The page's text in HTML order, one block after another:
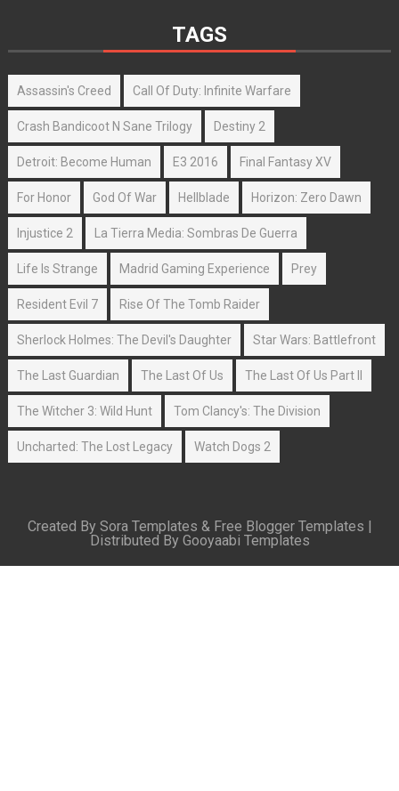
TAGS
Assassin's Creed Call Of Duty: Infinite Warfare
Crash Bandicoot N Sane Trilogy Destiny 2
Detroit: Become Human E3 2016 Final Fantasy XV
For Honor God Of War Hellblade Horizon: Zero Dawn
Injustice 2 La Tierra Media: Sombras De Guerra
Life Is Strange Madrid Gaming Experience Prey
Resident Evil 7 Rise Of The Tomb Raider
Sherlock Holmes: The Devil's Daughter Star Wars: Battlefront
The Last Guardian The Last Of Us The Last Of Us Part II
The Witcher 3: Wild Hunt Tom Clancy's: The Division
Uncharted: The Lost Legacy Watch Dogs 2
Created By Sora Templates & Free Blogger Templates
Distributed By Gooyaabi Templates